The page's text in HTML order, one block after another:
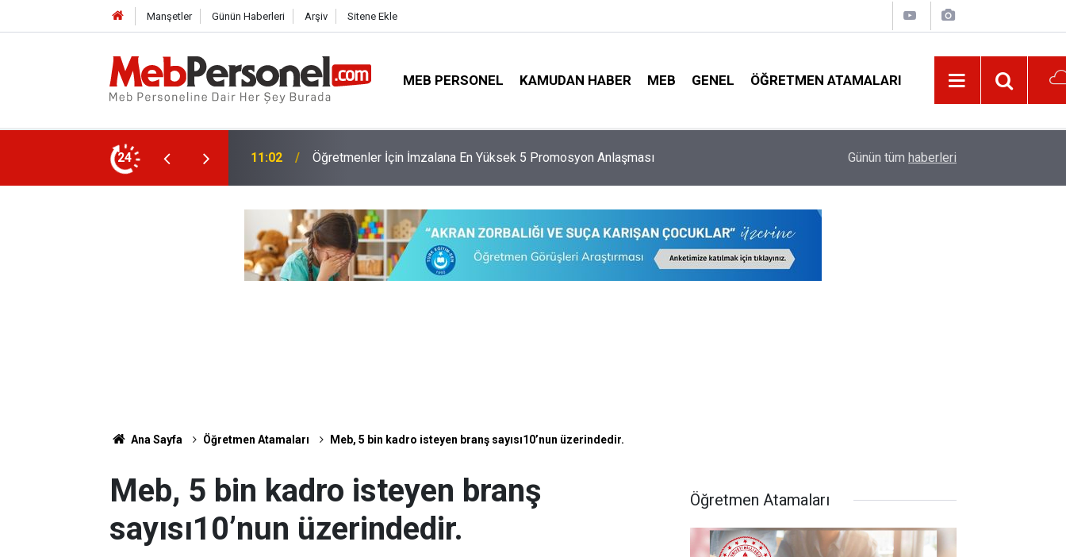
Manşetler Günün Haberleri Arşiv Sitene Ekle
MEB PERSONEL KAMUDAN HABER MEB GENEL ÖĞRETMEN ATAMALARI
24
5 Promosyon Anlaşması 10:30 Öğrenci Affından Kimler Yararlanacak, Kimler Yararlanamayacak? Günün tüm haberleri
Ana Sayfa Öğretmen Atamaları Meb, 5 bin kadro isteyen branş sayısı10’nun üzerindedir.
Meb, 5 bin kadro isteyen branş
sayısı10’nun üzerindedir.
Öğretmen Atamaları